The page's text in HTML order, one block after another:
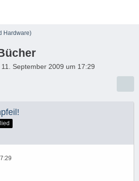
Hardware)
11. September 2009 um 17:29